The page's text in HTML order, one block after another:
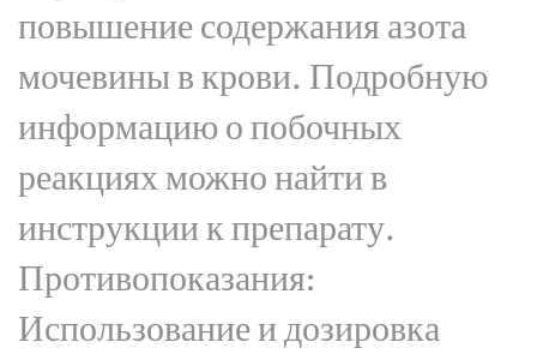
повышение содержания азота
мочевины в крови. Подробную
информацию о побочных
реакциях можно найти в
инструкции к препарату.
Противопоказания:
Использование и дозировка